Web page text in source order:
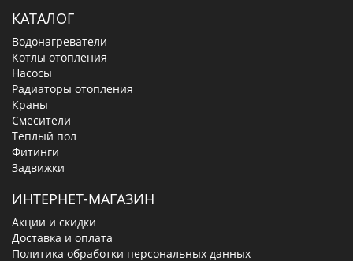
КАТАЛОГ
Водонагреватели
Котлы отопления
Насосы
Радиаторы отопления
Краны
Смесители
Теплый пол
Фитинги
Задвижки
ИНТЕРНЕТ-МАГАЗИН
Акции и скидки
Доставка и оплата
Политика обработки персональных данных